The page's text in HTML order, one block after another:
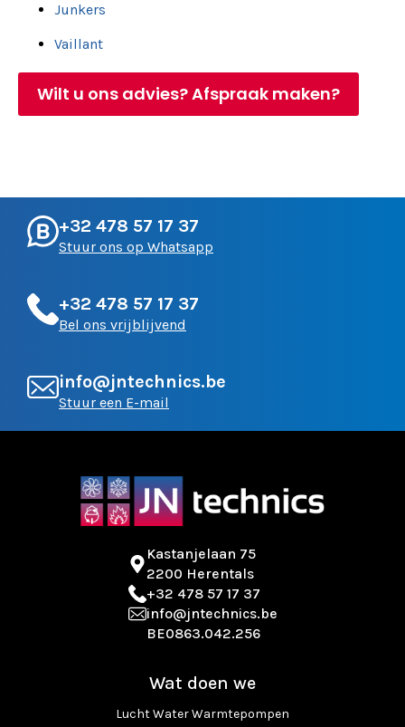
Junkers
Vaillant
Wilt u ons advies? Afspraak maken?
+32 478 57 17 37
Stuur ons op Whatsapp
+32 478 57 17 37
Bel ons vrijblijvend
info@jntechnics.be
Stuur een E-mail
Kastanjelaan 75
2200 Herentals
+32 478 57 17 37
info@jntechnics.be
BE0863.042.256
Wat doen we
Lucht Water Warmtepompen